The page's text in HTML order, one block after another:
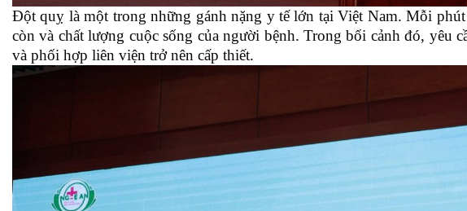
Đột quỵ là một trong những gánh nặng y tế lớn tại Việt Nam. Mỗi
còn và chất lượng cuộc sống của người bệnh. Trong bối cảnh đó, yêu
và phối hợp liên viện trở nên cấp thiết.